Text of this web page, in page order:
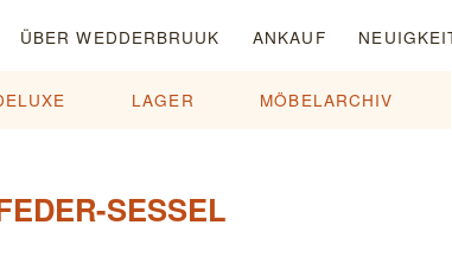
ÜBER WEDDERBRUUK ANKAUF
LAGER MÖBELARCHIV
SESSEL